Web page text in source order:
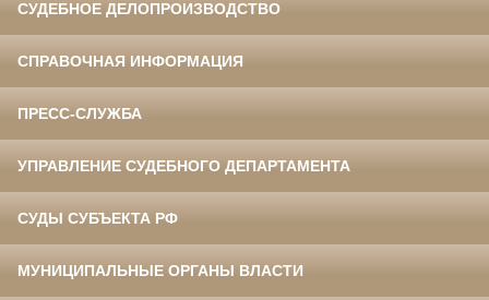
СУДЕБНОЕ ДЕЛОПРОИЗВОДСТВО
СПРАВОЧНАЯ ИНФОРМАЦИЯ
ПРЕСС-СЛУЖБА
УПРАВЛЕНИЕ СУДЕБНОГО ДЕПАРТАМЕНТА
СУДЫ СУБЪЕКТА РФ
МУНИЦИПАЛЬНЫЕ ОРГАНЫ ВЛАСТИ